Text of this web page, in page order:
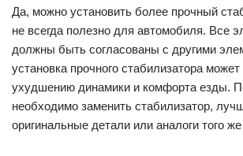
Да, можно установить более прочный
не всегда полезно для автомобиля. Все
должны быть согласованы с другими
установка прочного стабилизатора может
ухудшению динамики и комфорта езды.
необходимо заменить стабилизатор,
оригинальные детали или аналоги того же